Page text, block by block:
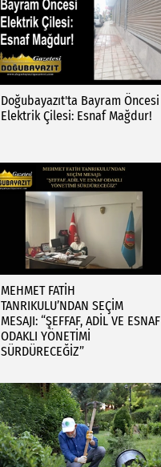
Doğubayazıt'ta Bayram Öncesi
Elektrik Çilesi: Esnaf Mağdur!
MEHMET FATİH
TANRIKULU’NDAN SEÇİM
MESAJI: “ŞEFFAF, ADİL VE ESNAF
ODAKLI YÖNETİMİ
SÜRDÜRECEĞİZ”